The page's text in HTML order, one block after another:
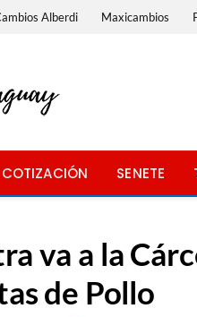
Alberdi Maxicambios
COTIZACIÓN SENETE
va a la
de Pollo